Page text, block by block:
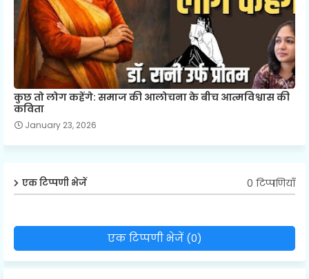
कुछ तो लोग कहेंगे: समाज की आलोचना के बीच आत्मविश्वास की
कविता
January 23, 2026
एक टिप्पणी भेजें 0 टिप्पणियाँ
एक टिप्पणी भेजें (0)